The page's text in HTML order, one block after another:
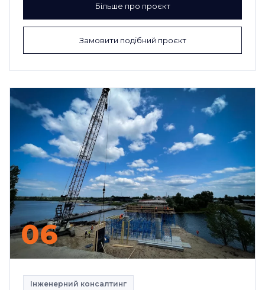
Більше про проєкт
Замовити подібний проєкт
06
Інженерний консалтинг